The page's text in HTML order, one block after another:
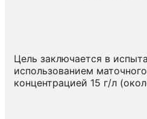
Цель заключается в
использованием
концентрацией 15 г/л